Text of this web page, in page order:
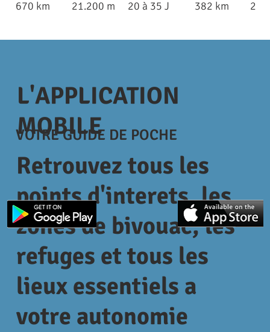
L'APPLICATION
MOBILE
Retrouvez tous les
points d'interets, les
zones de bivouac, les
refuges et tous les
lieux essentiels a
votre autonomie
VOTRE GUIDE DE POCHE
670 km 21.200 m 20 à 35 J 382 km